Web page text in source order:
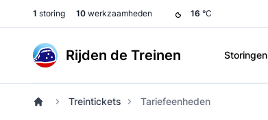
1 storing 10 werkzaamheden 16 °C
Rijden de Treinen
Treintickets Tariefeenheden